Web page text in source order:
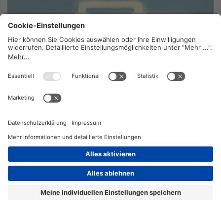
KI am Arbeitsplatz: Was Beschäftigte wissen
sollten